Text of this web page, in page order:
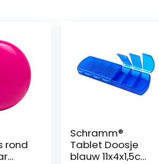
rond
Schramm®
Tablet Doosje
blauw 11x4x1,5cm